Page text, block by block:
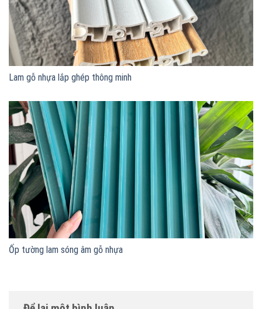
Lam gỗ nhựa lắp ghép thông minh
Ốp tường lam sóng âm gỗ nhựa